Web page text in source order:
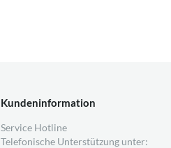
Kundeninformation
Service Hotline
Telefonische Unterstützung unter: